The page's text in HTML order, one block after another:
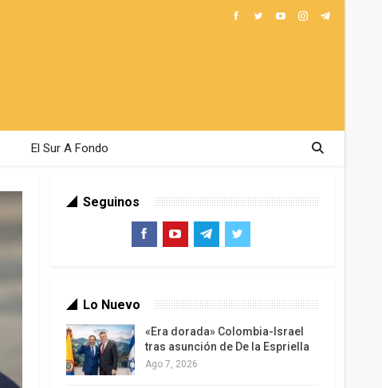
El Sur A Fondo
Seguinos
Lo Nuevo
«Era dorada» Colombia-Israel
tras asunción de De la Espriella
Ago 7, 2026